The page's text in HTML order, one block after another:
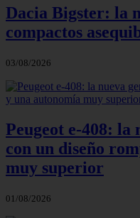
Dacia Bigster: la
compactos
03/08/2026
Peugeot e-408: la
con un diseño
muy superior
01/08/2026